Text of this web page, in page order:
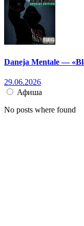
Daneja Mentale —
29.06.2026
Афиша
No posts where found